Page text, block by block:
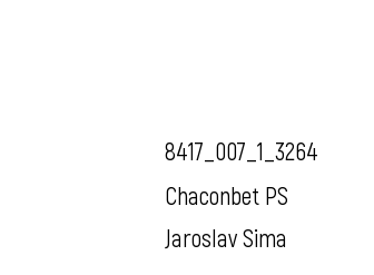
8417_007_1_3264
Chaconbet PS
Jaroslav Sima